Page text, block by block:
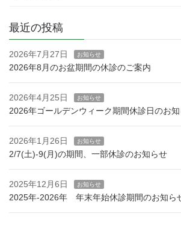
最近の投稿
2026年7月27日 お知らせ
2026年8月のお盆期間の休診のご案内
2026年4月25日 お知らせ
2026年ゴールデンウィーク期間休診日のお
2026年1月26日 お知らせ
2/7(土)-9(月)の期間、一部休診のお知らせ
2025年12月6日 お知らせ
2025年-2026年 年末年始休診期間のお知ら